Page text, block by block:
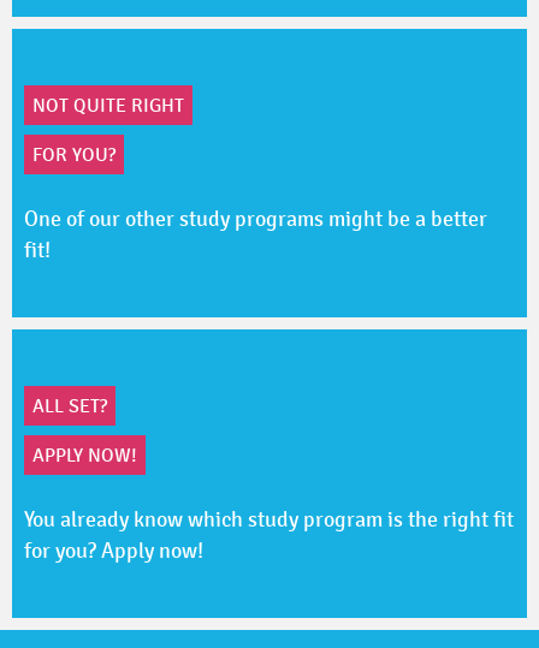
NOT QUITE RIGHT
FOR YOU?
One of our other study programs might be a better
fit!
ALL SET?
APPLY NOW!
You already know which study program is the right fit
for you? Apply now!